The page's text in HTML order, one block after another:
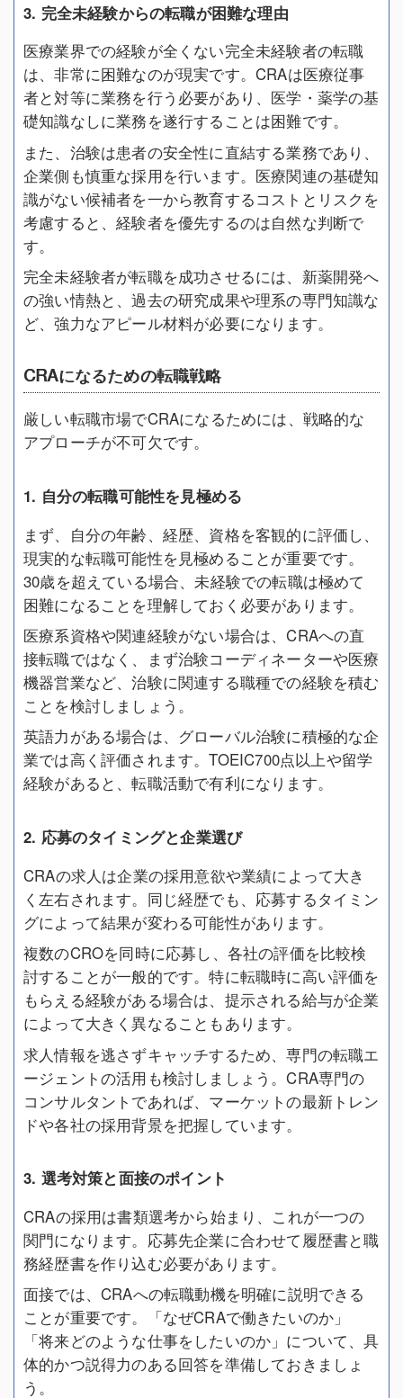
3. 完全未経験からの転職が困難な理由
医療業界での経験が全くない完全未経験者の転職
は、非常に困難なのが現実です。CRAは医療従事
者と対等に業務を行う必要があり、医学・薬学の基
礎知識なしに業務を遂行することは困難です。
また、治験は患者の安全性に直結する業務であり、
企業側も慎重な採用を行います。医療関連の基礎知
識がない候補者を一から教育するコストとリスクを
考慮すると、経験者を優先するのは自然な判断で
す。
完全未経験者が転職を成功させるには、新薬開発へ
の強い情熱と、過去の研究成果や理系の専門知識な
ど、強力なアピール材料が必要になります。
CRAになるための転職戦略
厳しい転職市場でCRAになるためには、戦略的な
アプローチが不可欠です。
1. 自分の転職可能性を見極める
まず、自分の年齢、経歴、資格を客観的に評価し、
現実的な転職可能性を見極めることが重要です。
30歳を超えている場合、未経験での転職は極めて
困難になることを理解しておく必要があります。
医療系資格や関連経験がない場合は、CRAへの直
接転職ではなく、まず治験コーディネーターや医療
機器営業など、治験に関連する職種での経験を積む
ことを検討しましょう。
英語力がある場合は、グローバル治験に積極的な企
業では高く評価されます。TOEIC700点以上や留学
経験があると、転職活動で有利になります。
2. 応募のタイミングと企業選び
CRAの求人は企業の採用意欲や業績によって大き
く左右されます。同じ経歴でも、応募するタイミン
グによって結果が変わる可能性があります。
複数のCROを同時に応募し、各社の評価を比較検
討することが一般的です。特に転職時に高い評価を
もらえる経験がある場合は、提示される給与が企業
によって大きく異なることもあります。
求人情報を逃さずキャッチするため、専門の転職エ
ージェントの活用も検討しましょう。CRA専門の
コンサルタントであれば、マーケットの最新トレン
ドや各社の採用背景を把握しています。
3. 選考対策と面接のポイント
CRAの採用は書類選考から始まり、これが一つの
関門になります。応募先企業に合わせて履歴書と職
務経歴書を作り込む必要があります。
面接では、CRAへの転職動機を明確に説明できる
ことが重要です。「なぜCRAで働きたいのか」
「将来どのような仕事をしたいのか」について、具
体的かつ説得力のある回答を準備しておきましょ
う。